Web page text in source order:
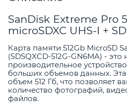
SanDisk Extreme Pro
microSDXC UHS-I +
Карта памяти 512Gb MicroSD
(SDSQXCD-512G-GN6MA) -
производительное
больших объемов данных.
объем 512 Гб, что позволяет
количество фотографий,
файлов.